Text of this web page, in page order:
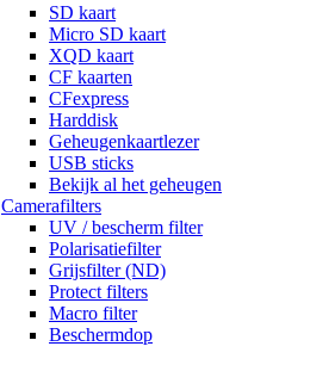
SD kaart
Micro SD kaart
XQD kaart
CF kaarten
CFexpress
Harddisk
Geheugenkaartlezer
USB sticks
Bekijk al het geheugen
Camerafilters
UV / bescherm filter
Polarisatiefilter
Grijsfilter (ND)
Protect filters
Macro filter
Beschermdop